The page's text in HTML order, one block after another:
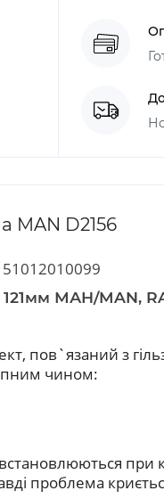
MAN D2156
51012010099
121мм МАН/MAN,
пов`язаний з
чином:
проблема